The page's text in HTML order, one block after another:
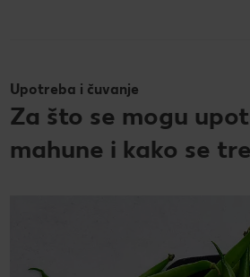
Upotreba i čuvanje
Za što se mogu
mahune i kako se